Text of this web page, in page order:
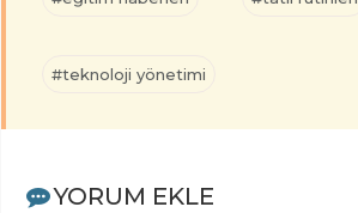
#teknoloji yönetimi
YORUM EKLE